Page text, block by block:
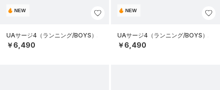
NEW
UAサージ4（ランニング/BOYS）
￥6,490
NEW
UAサージ4（ランニング/BOYS）
￥6,490